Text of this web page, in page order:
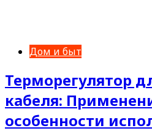
Дом и быт
Терморегулятор
кабеля:
особенности